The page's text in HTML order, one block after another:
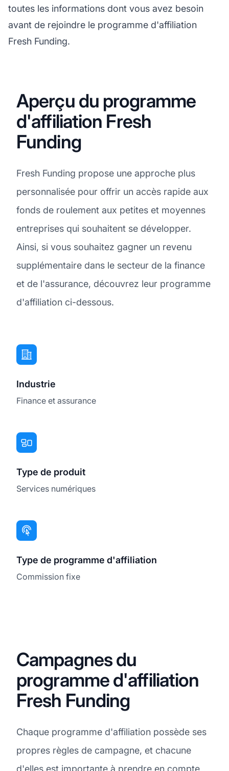
toutes les informations dont vous avez besoin
avant de rejoindre le programme d'affiliation
Fresh Funding.
Aperçu du programme
d'affiliation Fresh
Funding
Fresh Funding propose une approche plus
personnalisée pour offrir un accès rapide aux
fonds de roulement aux petites et moyennes
entreprises qui souhaitent se développer.
Ainsi, si vous souhaitez gagner un revenu
supplémentaire dans le secteur de la finance
et de l'assurance, découvrez leur programme
d'affiliation ci-dessous.
Industrie
Finance et assurance
Type de produit
Services numériques
Type de programme d'affiliation
Commission fixe
Campagnes du
programme d'affiliation
Fresh Funding
Chaque programme d'affiliation possède ses
propres règles de campagne, et chacune
d'elles est importante à prendre en compte